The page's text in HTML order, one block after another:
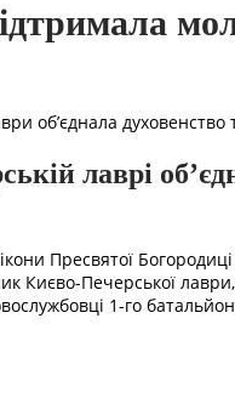
об’єднала духовенство
лаврі
Пресвятої
Києво-Печерської
1-го